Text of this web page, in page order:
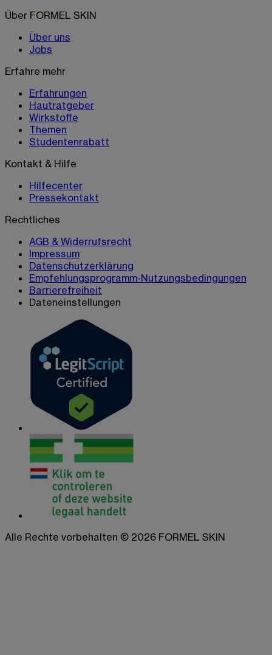
Über FORMEL SKIN
Über uns
Jobs
Erfahre mehr
Erfahrungen
Hautratgeber
Wirkstoffe
Themen
Studentenrabatt
Kontakt & Hilfe
Hilfecenter
Pressekontakt
Rechtliches
AGB & Widerrufsrecht
Impressum
Datenschutzerklärung
Empfehlungsprogramm-Nutzungsbedingungen
Barrierefreiheit
Dateneinstellungen
Alle Rechte vorbehalten © 2026 FORMEL SKIN